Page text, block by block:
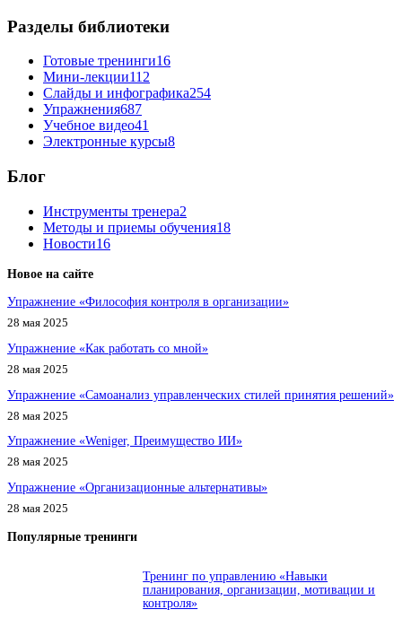
Разделы библиотеки
Готовые тренинги16
Мини-лекции112
Слайды и инфографика254
Упражнения687
Учебное видео41
Электронные курсы8
Блог
Инструменты тренера2
Методы и приемы обучения18
Новости16
Новое на сайте
Упражнение «Философия контроля в организации»
28 мая 2025
Упражнение «Как работать со мной»
28 мая 2025
Упражнение «Самоанализ управленческих стилей принятия решений»
28 мая 2025
Упражнение «Weniger, Преимущество ИИ»
28 мая 2025
Упражнение «Организационные альтернативы»
28 мая 2025
Популярные тренинги
Тренинг по управлению «Навыки
планирования, организации, мотивации и
контроля»